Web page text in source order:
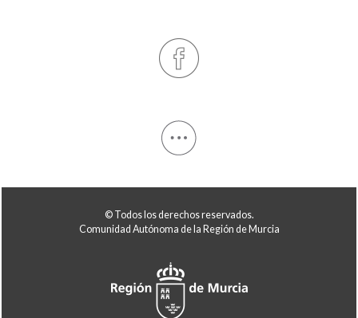
© Todos los derechos reservados.
Comunidad Autónoma de la Región de Murcia